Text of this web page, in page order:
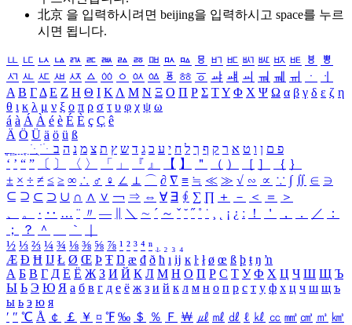
北京 을 입력하시려면 beijing을 입력하시고 space를 누르
시면 됩니다.
ㅥ ㅦ ㅧ ㅨ ㅩ ㅪ ㅫ ㅬ ㅭ ㅮ ㅯ ㅰ ㅱ ㅲ ㅳ ㅴ ㅵ ㅶ ㅷ ㅸ
ㅹ
ㅺ ㅻ ㅼ ㅽ ㅾ ㅿ ㆀ ㆁ ㆂ ㆃ ㆄ ㆅ ㆆ ㆇ ㆈ ㆉ ㆊ ㆋ ㆌ ㆍ
ㆎ
Α Β ΓΔ Ε Ζ Η Θ Ι ΚΛ Μ Ν Ξ Ο Π Ρ Σ ΤΥ Φ Χ Ψ Ω α β γ δ ε ζ η
θ ι κ λ μ ν ξ ο π ρ σ τ υ φ χ ψ ω
á à Á À é è É È ç Ç ê
Ä Ö Ü ä ö ü ß
ִֶֹ ֻּ ׁׂ פ ם ן ו ט א ר ק ף ך ל ח י ע כ ג ד ש ץ ת צ מ נ ה ב
‘ ’ “ ” 〔 〕 〈 〉 「 」 『 』 【 】 ＂ （ ） ［ ］ ｛ ｝
± × ÷ ≠ ≤ ≥ ∞ ∴ ♂ ♀ ∠ ⊥ ⌒ ∂ ∇ ≡ ≒ ≪ ≫ √ ∽ ∝ ∵ ∫ ∬ ∈ ∋
⊆ ⊇ ⊂ ⊃ ∪ ∩ ∧ ∨ ￢ ⇒ ⇔ ∀ ∃ ∮ ∑ ∏ ＋ － ＜ ＝
＞
、
。 · ‥ … ¨ 〃 ― ＼ ∼ ´ ～ ˇ ˘ ˝ ˚ ˙ ¸ ¡ ¿ ː ！ ＇ ， ． ／
：
；
？ ＾ ｀
½ ⅓ ⅔ ¼ ¾ ⅛ ⅜ ⅝ ⅞ ¹ ² ³ ⁴ ⁿ ₁ ₂ ₃ ₄
Æ Ð Ħ Ĳ Ł Ø Œ Þ Ŧ Ŋ æ đ ð ħ ı ĳ ĸ ŀ ł ø œ ß þ ŧ ŋ ŉ
А Б В Г Д Е Ё Ж З И Й К Л М Н О П Р С Т У Ф Х Ц Ч Ш Щ Ъ
Ы Ь Э Ю Я а б в г д е ё ж з и й к л м н о п р с т у ф х ц ч ш щ ъ
ы ь э ю я
′ ″ ℃ Å ￠ ￡ ￥ ¤ ℉ ‰ ＄ ％ Ｆ ￦ ㎕ ㎖ ㎗ ℓ ㎘ ㏄ ㎣ ㎤ ㎥ ㎦